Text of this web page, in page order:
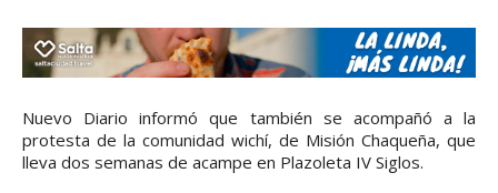
Nuevo Diario informó que también se acompañó a la
protesta de la comunidad wichí, de Misión Chaqueña, que
lleva dos semanas de acampe en Plazoleta IV Siglos.